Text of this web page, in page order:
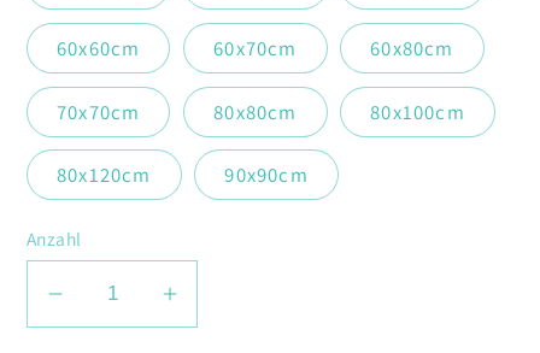
60x60cm 60x70cm 60x80cm
70x70cm 80x80cm 80x100cm
80x120cm 90x90cm
Anzahl
VerringereErhöhe